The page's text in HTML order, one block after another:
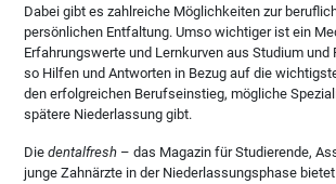
Dabei gibt es zahlreiche Möglichkeiten zur
persönlichen Entfaltung. Umso wichtiger ist ein
Erfahrungswerte und Lernkurven aus Studium und
so Hilfen und Antworten in Bezug auf die
den erfolgreichen Berufseinstieg, mögliche
spätere Niederlassung gibt.
Diedentalfresh – das Magazin für Studierende,
junge Zahnärzte in der Niederlassungsphase